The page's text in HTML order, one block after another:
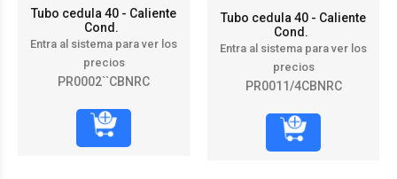
Tubo cedula 40 - Caliente
Cond.
Entra al sistema para ver los
precios
PR0002``CBNRC
Tubo cedula 40 - Caliente
Cond.
Entra al sistema para ver los
precios
PR0011/4CBNRC